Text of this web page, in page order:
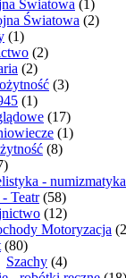
Światowa (1)
Światowa (2)
(1)
(2)
(2)
(3)
(1)
(17)
(1)
(8)
- numizmatyka
Teatr (58)
(12)
Motoryzacja
(80)
Szachy (4)